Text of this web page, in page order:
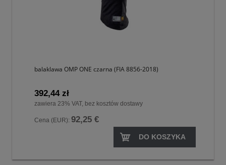
balaklawa OMP ONE czarna (FIA 8856-2018)
392,44 zł
zawiera 23% VAT, bez kosztów dostawy
Cena (EUR): 92,25 €
DO KOSZYKA